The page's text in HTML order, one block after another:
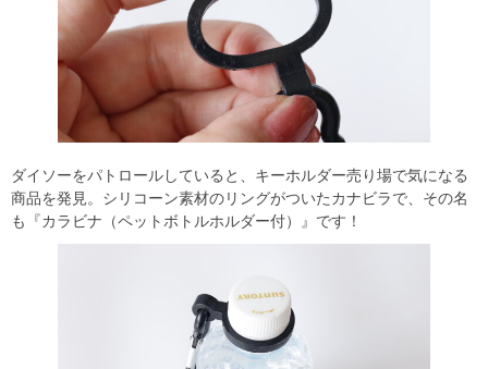
ダイソーをパトロールしていると、キーホルダー売り場で気になる
商品を発見。シリコーン素材のリングがついたカナビラで、その名
も『カラビナ（ペットボトルホルダー付）』です！